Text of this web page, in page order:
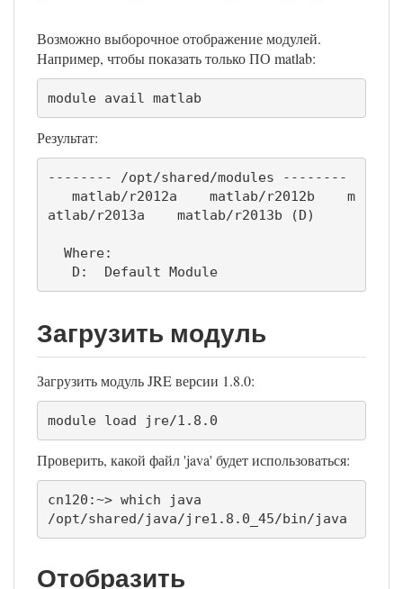
Возможно выборочное отображение модулей.
Например, чтобы показать только ПО matlab:
module avail matlab
Результат:
-------- /opt/shared/modules --------
atlab/r2013a    matlab/r2013b (D)
   D:  Default Module
Загрузить модуль
Загрузить модуль JRE версии 1.8.0:
module load jre/1.8.0
Проверить, какой файл 'java' будет использоваться:
cn120:~> which java
/opt/shared/java/jre1.8.0_45/bin/java
Отобразить